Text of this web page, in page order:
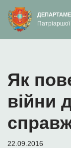
вмісту
Перейти
до
Патріаршої
Як
війни
22.09.2016